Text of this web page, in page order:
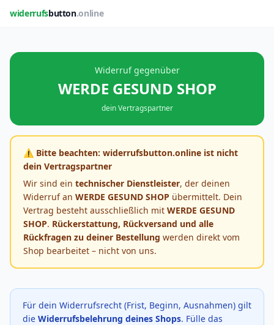
widerrufsbutton.online
Widerruf gegenüber
WERDE GESUND SHOP
dein Vertragspartner
⚠️ Bitte beachten: widerrufsbutton.online ist nicht
dein Vertragspartner
Wir sind ein technischer Dienstleister, der deinen
Widerruf an WERDE GESUND SHOP übermittelt. Dein
Vertrag besteht ausschließlich mit WERDE GESUND
SHOP. Rückerstattung, Rückversand und alle
Rückfragen zu deiner Bestellung werden direkt vom
Shop bearbeitet – nicht von uns.
Für dein Widerrufsrecht (Frist, Beginn, Ausnahmen) gilt
die Widerrufsbelehrung deines Shops. Fülle das